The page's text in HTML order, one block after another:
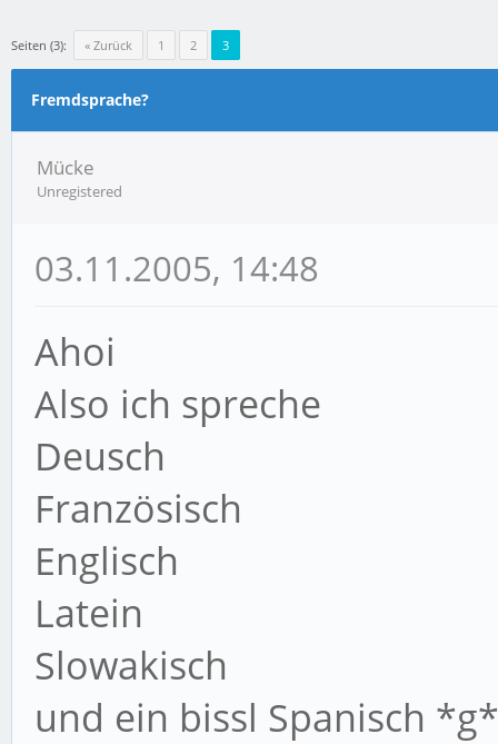
Seiten (3): « Zurück 1 2 3
Fremdsprache?
Mücke
Unregistered
03.11.2005, 14:48
Ahoi
Also ich spreche
Deusch
Französisch
Englisch
Latein
Slowakisch
und ein bissl Spanisch *g*